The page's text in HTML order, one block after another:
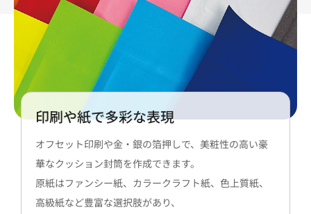
印刷や紙で多彩な表現
オフセット印刷や金・銀の箔押しで、美粧性の高い豪
華なクッション封筒を作成できます。
原紙はファンシー紙、カラークラフト紙、色上質紙、
高級紙など豊富な選択肢があり、